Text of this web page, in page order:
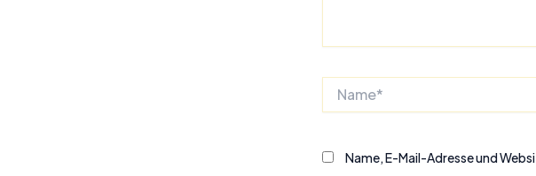
Name, E-Mail-Adresse und